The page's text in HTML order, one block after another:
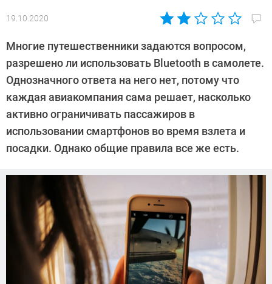
19.10.2020
Автор:
Дмитриева
Многие путешественники задаются вопросом,
разрешено ли использовать Bluetooth в самолете.
Однозначного ответа на него нет, потому что
каждая авиакомпания сама решает, насколько
активно ограничивать пассажиров в
использовании смартфонов во время взлета и
посадки. Однако общие правила все же есть.